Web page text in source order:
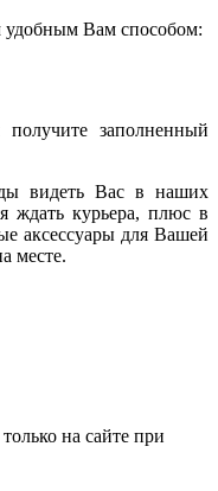
Вам способом:
заполненный
видеть Вас в наших
ждать курьера, плюс в
аксессуары для Вашей
месте.
на сайте при